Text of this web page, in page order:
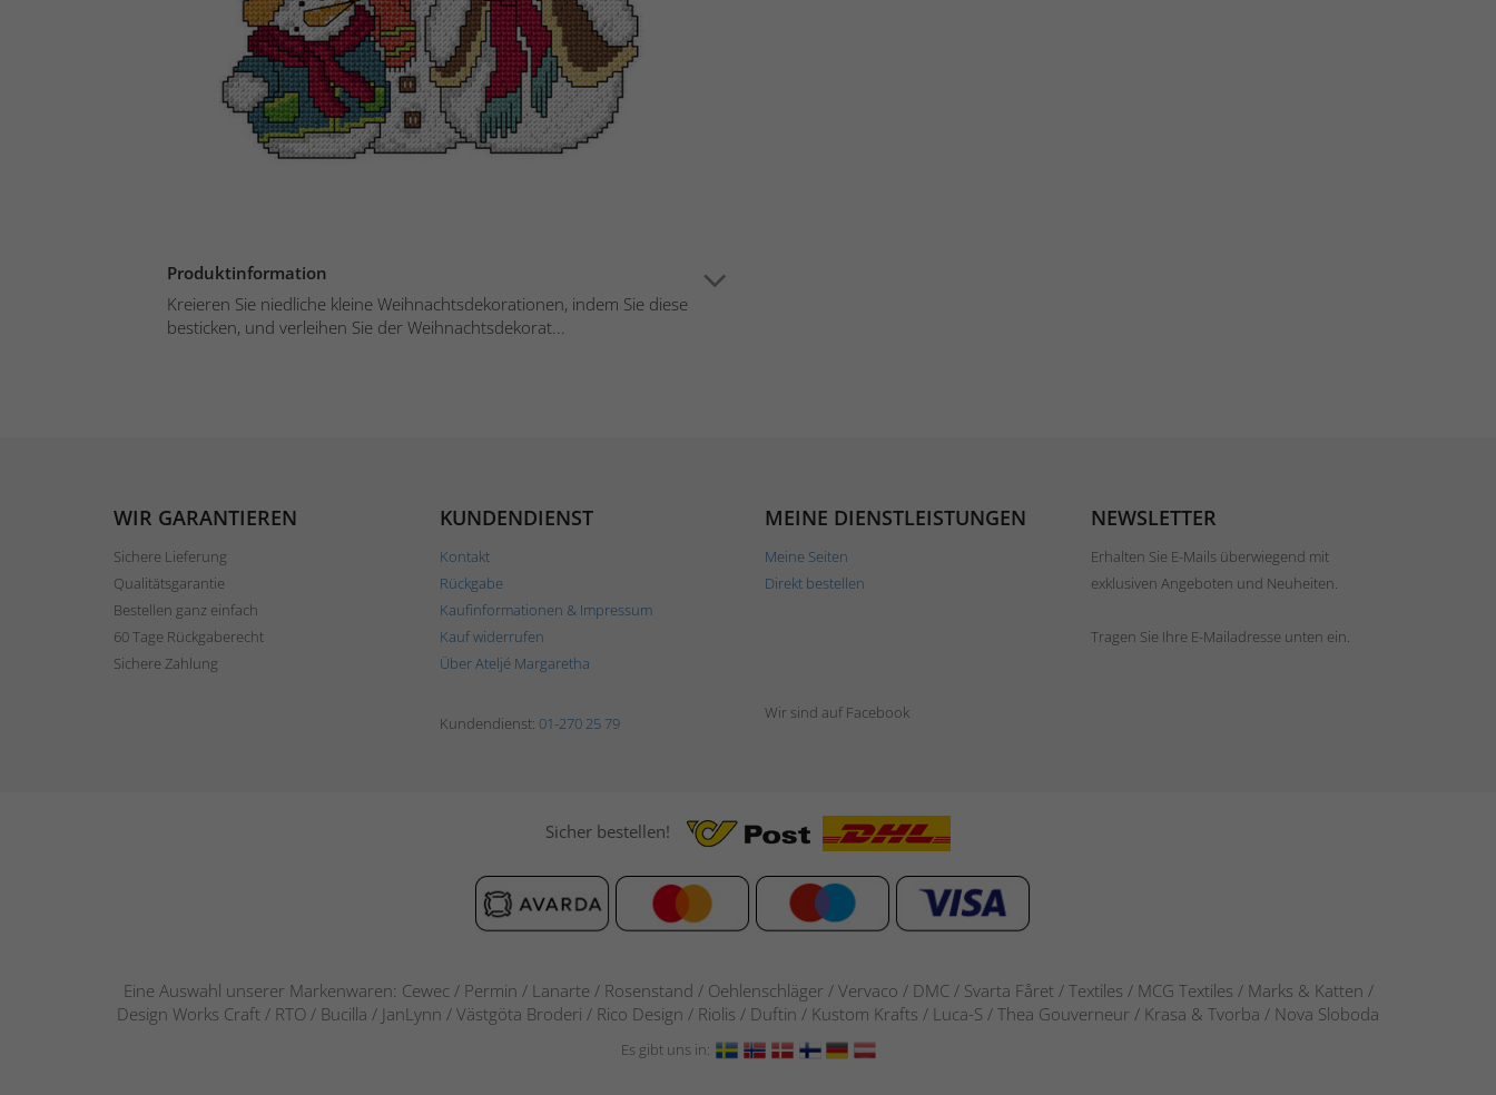
Produktinformation
Kreieren Sie niedliche kleine Weihnachtsdekorationen, indem Sie diese
besticken, und verleihen Sie der Weihnachtsdekorat...
WIR GARANTIEREN
Sichere Lieferung
Qualitätsgarantie
Bestellen ganz einfach
60 Tage Rückgaberecht
Sichere Zahlung
KUNDENDIENST
Kontakt
Rückgabe
Kaufinformationen & Impressum
Kauf widerrufen
Über Ateljé Margaretha
MEINE DIENSTLEISTUNGEN
Meine Seiten
Direkt bestellen
NEWSLETTER
Erhalten Sie E-Mails überwiegend mit
exklusiven Angeboten und Neuheiten.
Tragen Sie Ihre E-Mailadresse unten ein.
Kundendienst: 01-270 25 79
Wir sind auf Facebook
Sicher bestellen!
Eine Auswahl unserer Markenwaren: Cewec / Permin / Lanarte / Rosenstand / Oehlenschläger / Vervaco / DMC / Svarta Fåret / Textiles / MCG Textiles / Marks & Katten /
Design Works Craft / RTO / Bucilla / JanLynn / Västgöta Broderi / Rico Design / Riolis / Duftin / Kustom Krafts / Luca-S / Thea Gouverneur / Krasa & Tvorba / Nova Sloboda
Es gibt uns in: